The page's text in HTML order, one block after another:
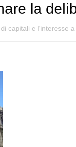
la
capitali e l’interesse